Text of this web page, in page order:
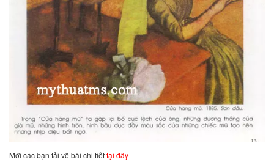
Mời các bạn tải về bài chi tiếttại đây